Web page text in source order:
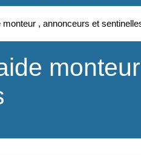
, annonceurs et